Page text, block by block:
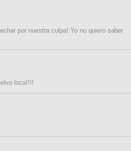
por nuestra culpa! Yo no quiero saber
loca!!!!